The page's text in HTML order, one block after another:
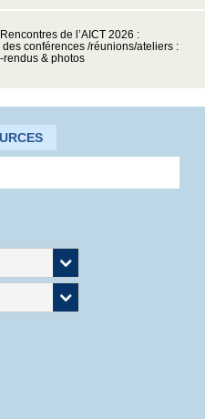
de l’AICT 2026 :
conférences /réunions/ateliers :
rendus & photos